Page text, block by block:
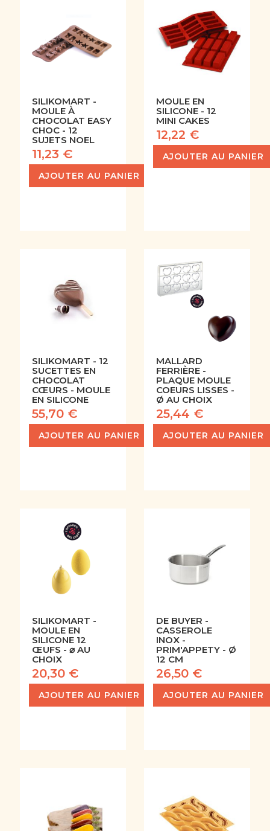
SILIKOMART -
MOULE À
CHOCOLAT EASY
CHOC - 12
SUJETS NOEL
11,23 €
AJOUTER AU PANIER
MOULE EN
SILICONE - 12
MINI CAKES
12,22 €
AJOUTER AU PANIER
SILIKOMART - 12
SUCETTES EN
CHOCOLAT
CŒURS - MOULE
EN SILICONE
55,70 €
AJOUTER AU PANIER
MALLARD
FERRIÈRE -
PLAQUE MOULE
COEURS LISSES -
Ø AU CHOIX
25,44 €
AJOUTER AU PANIER
SILIKOMART -
MOULE EN
SILICONE 12
ŒUFS - ⌀ AU
CHOIX
20,30 €
AJOUTER AU PANIER
DE BUYER -
CASSEROLE
INOX -
PRIM'APPETY - Ø
12 CM
26,50 €
AJOUTER AU PANIER